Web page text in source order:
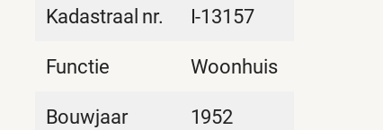
Kadastraal nr. I-13157
Functie Woonhuis
Bouwjaar 1952